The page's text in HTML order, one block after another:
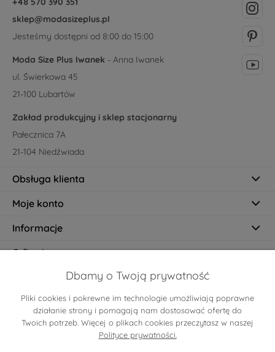
sklep@modasizeplus.pl
Jesteśmy dostępni od 8:00 do 15:00
Moda Size Plus Iwanek - Anna Iwanek
ul. Świerkowa 45
21-100 Lubartów
Zakład produkcyjny i sklep stacjonarny
Pałecznica 7A
21-104 Niedźwiada
Obsługa klienta
Moje konto
Informacje
O firmie
Certyfikaty
Dbamy o Twoją prywatność
Pliki cookies i pokrewne im technologie umożliwiają poprawne
działanie strony i pomagają nam dostosować ofertę do
Twoich potrzeb. Więcej o plikach cookies przeczytasz w naszej
Polityce prywatności.